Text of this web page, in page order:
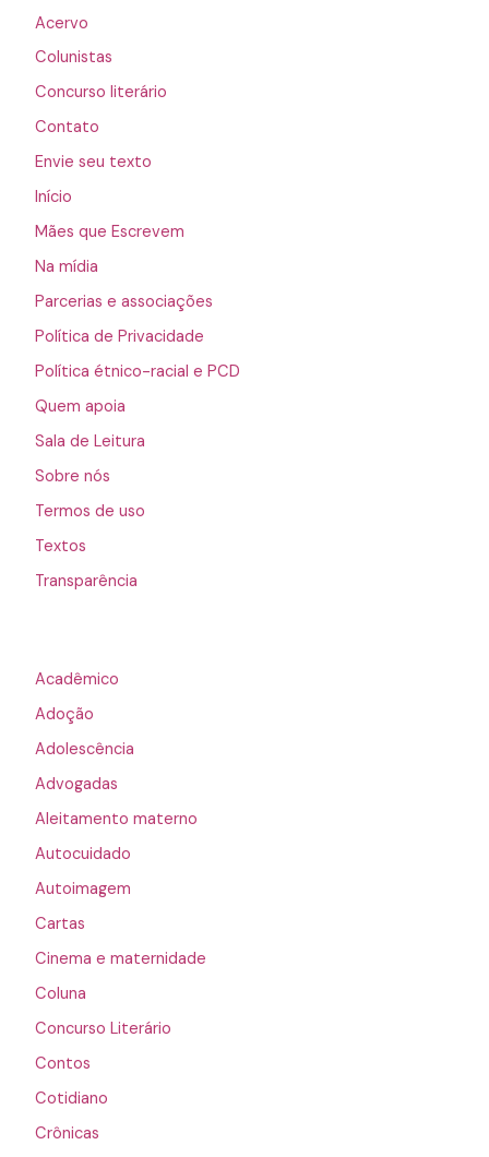
Acervo
Colunistas
Concurso literário
Contato
Envie seu texto
Início
Mães que Escrevem
Na mídia
Parcerias e associações
Política de Privacidade
Política étnico-racial e PCD
Quem apoia
Sala de Leitura
Sobre nós
Termos de uso
Textos
Transparência
Acadêmico
Adoção
Adolescência
Advogadas
Aleitamento materno
Autocuidado
Autoimagem
Cartas
Cinema e maternidade
Coluna
Concurso Literário
Contos
Cotidiano
Crônicas